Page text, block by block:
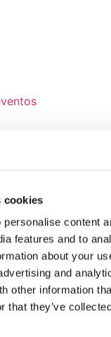
cookies
content
features and to
about your
and
other information
that they’ve
y políticas